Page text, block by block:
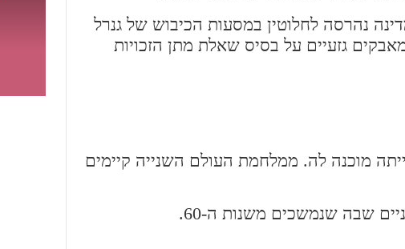
נהרסה לחלוטין במסעות הכיבוש של גנרל
לתוך מאבקים גזעיים על בסיס שאלת מתן הזכויות
למדינה רק בסוף המאה ה-19 כשהיא לא הייתה מוכנה לה. ממלחמת העולם השנייה קיימים